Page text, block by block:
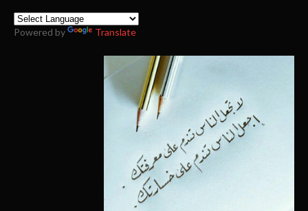
Powered by Translate